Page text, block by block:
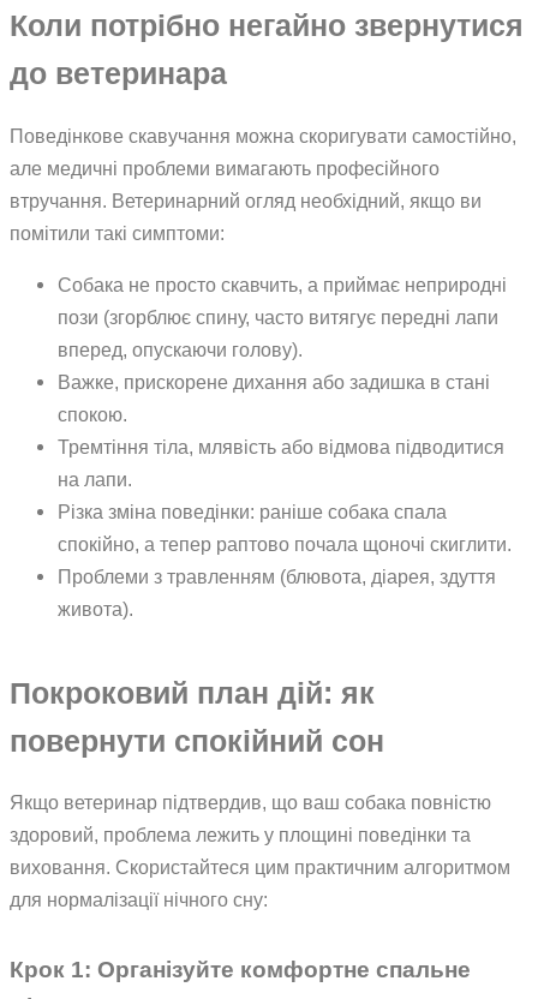
Коли потрібно негайно звернутися
до ветеринара
Поведінкове скавучання можна скоригувати самостійно,
але медичні проблеми вимагають професійного
втручання. Ветеринарний огляд необхідний, якщо ви
помітили такі симптоми:
Собака не просто скавчить, а приймає неприродні
пози (згорблює спину, часто витягує передні лапи
вперед, опускаючи голову).
Важке, прискорене дихання або задишка в стані
спокою.
Тремтіння тіла, млявість або відмова підводитися
на лапи.
Різка зміна поведінки: раніше собака спала
спокійно, а тепер раптово почала щоночі скиглити.
Проблеми з травленням (блювота, діарея, здуття
живота).
Покроковий план дій: як
повернути спокійний сон
Якщо ветеринар підтвердив, що ваш собака повністю
здоровий, проблема лежить у площині поведінки та
виховання. Скористайтеся цим практичним алгоритмом
для нормалізації нічного сну:
Крок 1: Організуйте комфортне спальне